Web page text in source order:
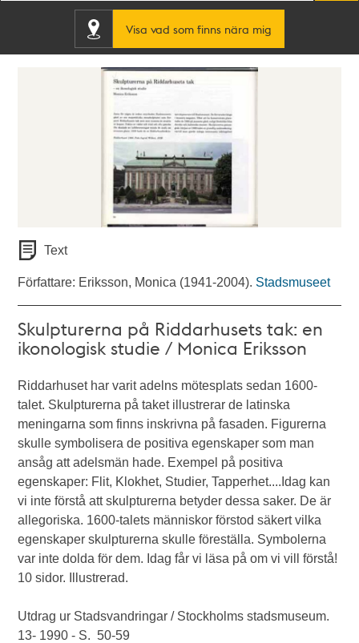
Visa vad som finns nära mig
Text
Författare: Eriksson, Monica (1941-2004). Stadsmuseet
Skulpturerna på Riddarhusets tak: en
ikonologisk studie / Monica Eriksson
Riddarhuset har varit adelns mötesplats sedan 1600-
talet. Skulpturerna på taket illustrerar de latinska
meningarna som finns inskrivna på fasaden. Figurerna
skulle symbolisera de positiva egenskaper som man
ansåg att adelsmän hade. Exempel på positiva
egenskaper: Flit, Klokhet, Studier, Tapperhet....Idag kan
vi inte förstå att skulpturerna betyder dessa saker. De är
allegoriska. 1600-talets människor förstod säkert vilka
egenskaper skulpturerna skulle föreställa. Symbolerna
var inte dolda för dem. Idag får vi läsa på om vi vill förstå!
10 sidor. Illustrerad.
Utdrag ur Stadsvandringar / Stockholms stadsmuseum.
13- 1990 - S. 50-59